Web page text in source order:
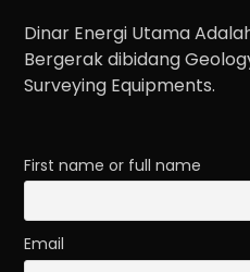
Dinar Energi Utama
Bergerak dibidang
Surveying Equipments.
First name or full name
Email